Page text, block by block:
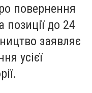
повернення
позиції до 24
заявляє
усієї